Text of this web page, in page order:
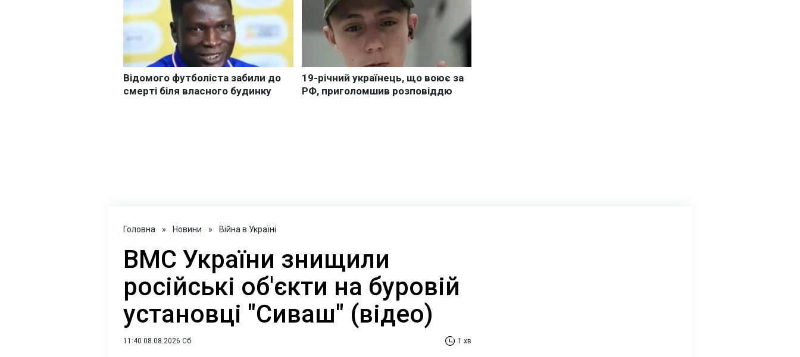
Головна » Новини » Війна в Україні
ВМС України знищили
російські об'єкти на буровій
установці "Сиваш" (відео)
11:40 08.08.2026 Сб 1 хв